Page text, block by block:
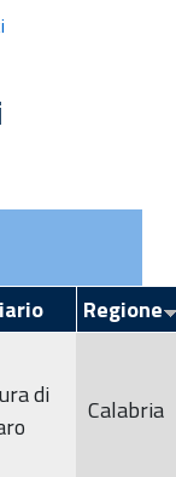
Regione
di
Calabria